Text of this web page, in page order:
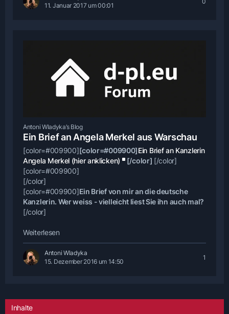
11. Januar 2017 um 00:01
Antoni Wladyka’s Blog
Ein Brief an Angela Merkel aus Warschau
[color=#009900][color=#009900]Ein Brief an Kanzlerin
Angela Merkel (hier anklicken)
[/color] [/color]
[color=#009900]
[/color]
[color=#009900]Ein Brief von mir an die deutsche
Kanzlerin. Wer weiss - vielleicht liest Sie ihn auch mal?
[/color]
Weiterlesen
Antoni Wladyka
15. Dezember 2016 um 14:50
1
Inhalte